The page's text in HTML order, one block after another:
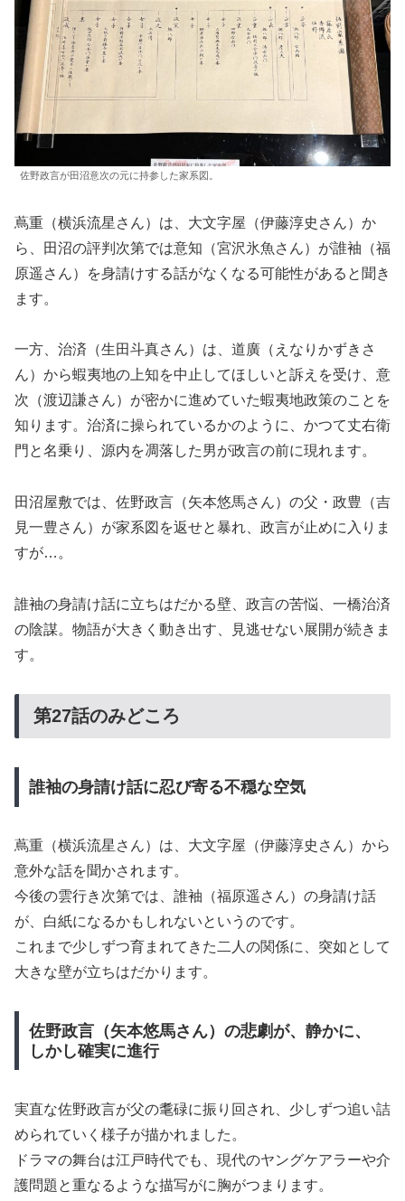
佐野政言が田沼意次の元に持参した家系図。
蔦重（横浜流星さん）は、大文字屋（伊藤淳史さん）か
ら、田沼の評判次第では意知（宮沢氷魚さん）が誰袖（福
原遥さん）を身請けする話がなくなる可能性があると聞き
ます。
一方、治済（生田斗真さん）は、道廣（えなりかずきさ
ん）から蝦夷地の上知を中止してほしいと訴えを受け、意
次（渡辺謙さん）が密かに進めていた蝦夷地政策のことを
知ります。治済に操られているかのように、かつて丈右衛
門と名乗り、源内を凋落した男が政言の前に現れます。
田沼屋敷では、佐野政言（矢本悠馬さん）の父・政豊（吉
見一豊さん）が家系図を返せと暴れ、政言が止めに入りま
すが…。
誰袖の身請け話に立ちはだかる壁、政言の苦悩、一橋治済
の陰謀。物語が大きく動き出す、見逃せない展開が続きま
す。
第27話のみどころ
誰袖の身請け話に忍び寄る不穏な空気
蔦重（横浜流星さん）は、大文字屋（伊藤淳史さん）から
意外な話を聞かされます。
今後の雲行き次第では、誰袖（福原遥さん）の身請け話
が、白紙になるかもしれないというのです。
これまで少しずつ育まれてきた二人の関係に、突如として
大きな壁が立ちはだかります。
佐野政言（矢本悠馬さん）の悲劇が、静かに、
しかし確実に進行
実直な佐野政言が父の耄碌に振り回され、少しずつ追い詰
められていく様子が描かれました。
ドラマの舞台は江戸時代でも、現代のヤングケアラーや介
護問題と重なるような描写がに胸がつまります。